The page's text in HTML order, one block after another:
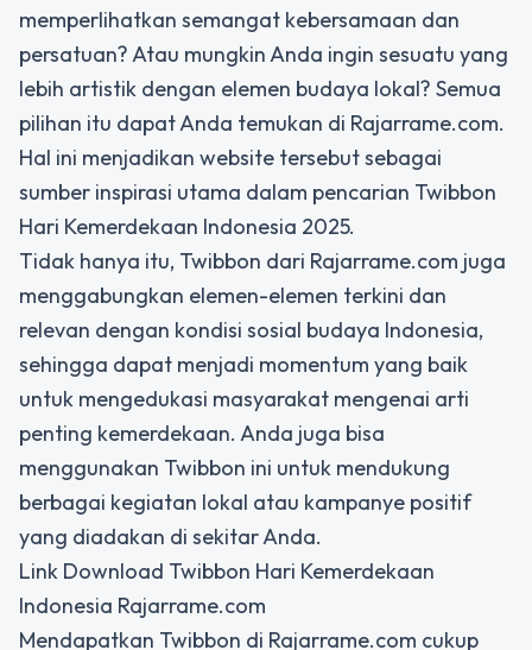
memperlihatkan semangat kebersamaan dan
persatuan? Atau mungkin Anda ingin sesuatu yang
lebih artistik dengan elemen budaya lokal? Semua
pilihan itu dapat Anda temukan di Rajarrame.com.
Hal ini menjadikan website tersebut sebagai
sumber inspirasi utama dalam pencarian Twibbon
Hari Kemerdekaan Indonesia 2025.
Tidak hanya itu, Twibbon dari Rajarrame.com juga
menggabungkan elemen-elemen terkini dan
relevan dengan kondisi sosial budaya Indonesia,
sehingga dapat menjadi momentum yang baik
untuk mengedukasi masyarakat mengenai arti
penting kemerdekaan. Anda juga bisa
menggunakan Twibbon ini untuk mendukung
berbagai kegiatan lokal atau kampanye positif
yang diadakan di sekitar Anda.
Link Download Twibbon Hari Kemerdekaan
Indonesia Rajarrame.com
Mendapatkan Twibbon di Rajarrame.com cukup